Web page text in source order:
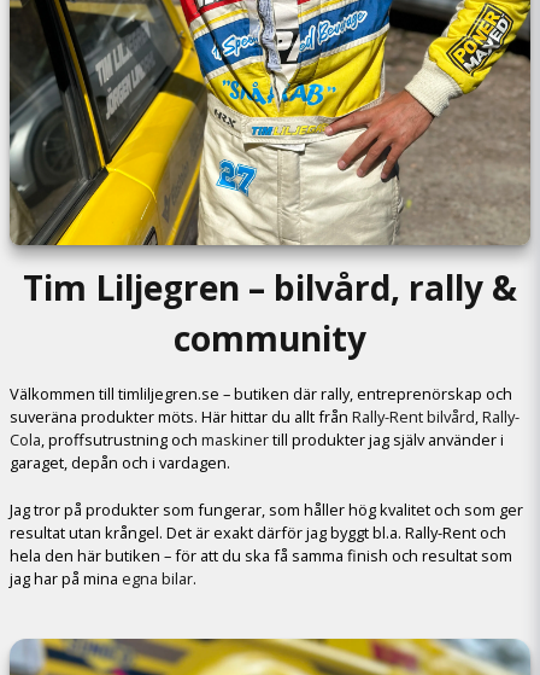
Tim Liljegren – bilvård, rally &
community
Välkommen till timliljegren.se – butiken där rally, entreprenörskap och
suveräna produkter möts. Här hittar du allt från Rally-Rent bilvård,Rally-
Cola, proffsutrustning och maskinertill produkter jag själv använder i
garaget, depån och i vardagen.
Jag tror på produkter som fungerar, som håller hög kvalitet och som ger
resultat utan krångel. Det är exakt därför jag byggt bl.a. Rally-Rent och
hela den här butiken – för att du ska få samma finish och resultat som
jag har på mina egna bilar.